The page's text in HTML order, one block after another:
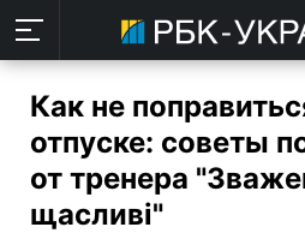
Как не
отпуске: советы
от тренера
щасливі"